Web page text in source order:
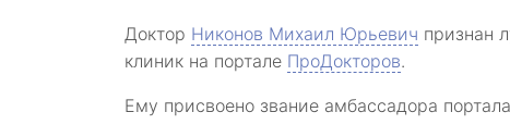
Доктор Никонов Михаил Юрьевич признан
клиник на портале ПроДокторов.
Ему присвоено звание амбассадора